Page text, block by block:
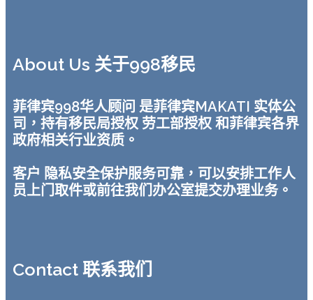
About Us 关于998移民
菲律宾998华人顾问 是菲律宾MAKATI 实体公
司，持有移民局授权 劳工部授权 和菲律宾各界
政府相关行业资质。
客户 隐私安全保护服务可靠，可以安排工作人
员上门取件或前往我们办公室提交办理业务。
Contact 联系我们